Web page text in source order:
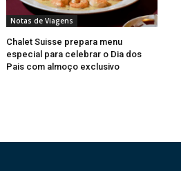
Notas de Viagens
Chalet Suisse prepara menu
especial para celebrar o Dia dos
Pais com almoço exclusivo